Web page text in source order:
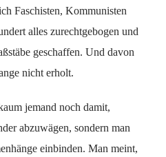
Faschisten, Kommunisten
alles zurechtgebogen und
geschaffen. Und davon
nicht erholt.
jemand noch damit,
abzuwägen, sondern man
einbinden. Man meint,